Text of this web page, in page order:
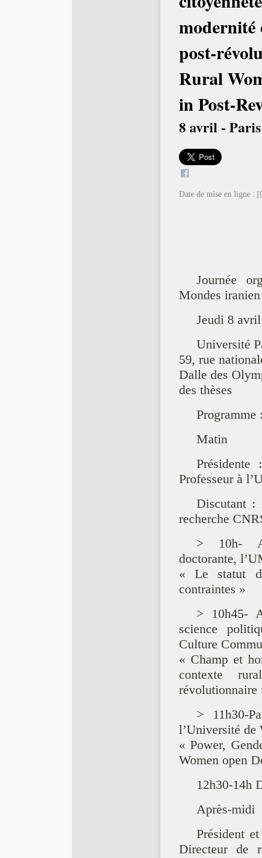
post-
Rural
in Post-
8 avril -
Date de mise en ligne :
Journée
Mondes
Jeudi 8
Université
59, rue
Dalle des
des thèses
Programme
Matin
Professeur à
Discutant :
recherche
> 10h-
doctorante,
« Le statut
contraintes »
> 10h45-
science
Culture
« Champ et
contexte
révolutionnaire
> 11h30-
l’Université de
« Power,
Women open
12h30-14h
Après-midi
Président
Directeur de